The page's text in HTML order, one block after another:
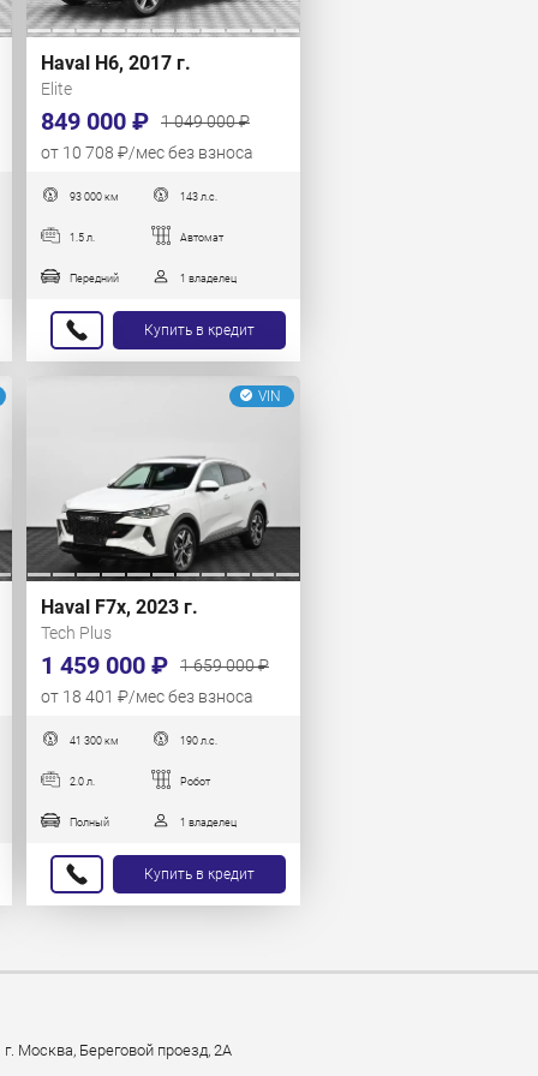
Haval H6, 2017 г.
Elite
849 000 ₽
1 049 000 ₽
от 10 708 ₽/мес без взноса
93 000 км 143 л.с.
1.5 л. Автомат
Передний 1 владелец
Купить в кредит
VIN
Haval F7x, 2023 г.
Tech Plus
1 459 000 ₽
1 659 000 ₽
от 18 401 ₽/мес без взноса
41 300 км 190 л.с.
2.0 л. Робот
Полный 1 владелец
Купить в кредит
Москва, Береговой проезд, 2А